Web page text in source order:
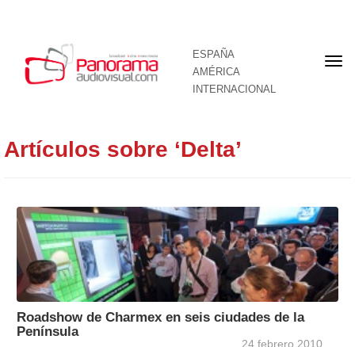
ESPAÑA
AMÉRICA
INTERNACIONAL
Artículos sobre ‘Delta’
Roadshow de Charmex en seis ciudades de la
Península
24 febrero 2010